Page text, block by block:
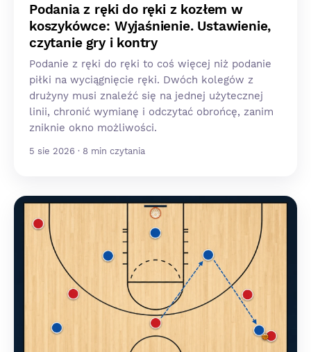
Podania z ręki do ręki z kozłem w
koszykówce: Wyjaśnienie. Ustawienie,
czytanie gry i kontry
Podanie z ręki do ręki to coś więcej niż podanie
piłki na wyciągnięcie ręki. Dwóch kolegów z
drużyny musi znaleźć się na jednej użytecznej
linii, chronić wymianę i odczytać obrońcę, zanim
zniknie okno możliwości.
5 sie 2026 · 8 min czytania